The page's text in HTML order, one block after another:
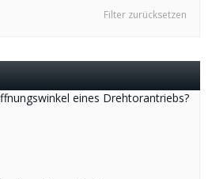
Filter zurücksetzen
eines Drehtorantriebs?